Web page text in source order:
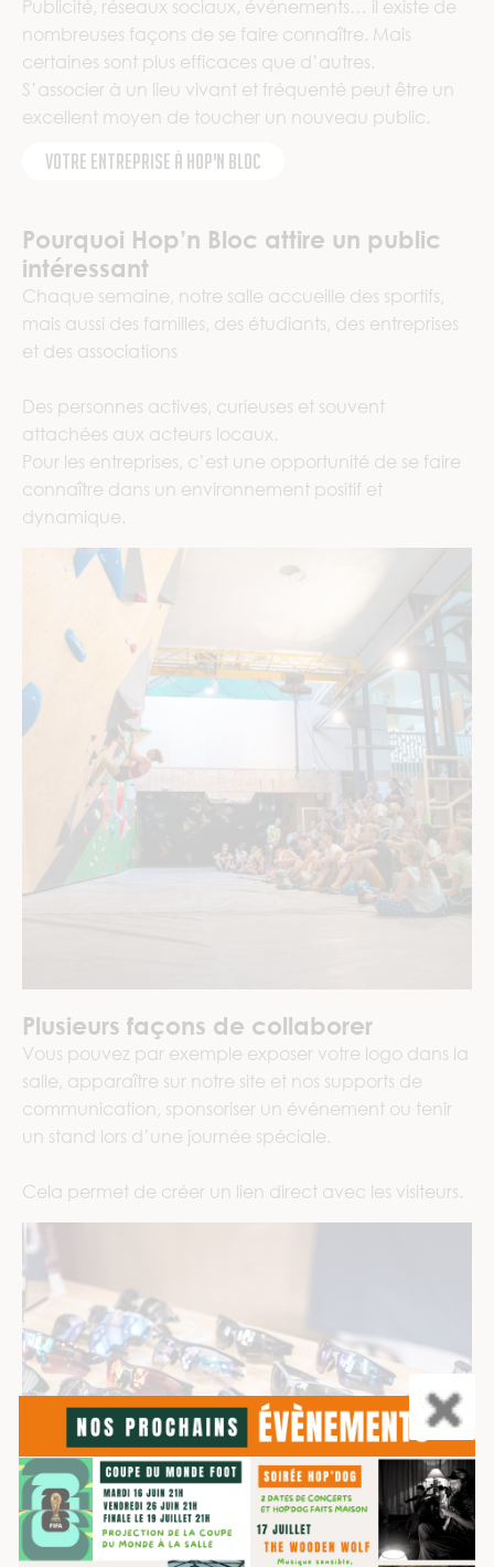
Publicité, réseaux sociaux, événements… il existe de
nombreuses façons de se faire connaître. Mais
certaines sont plus efficaces que d’autres.
S’associer à un lieu vivant et fréquenté peut être un
excellent moyen de toucher un nouveau public.
Votre entreprise à Hop'n Bloc
Pourquoi Hop’n Bloc attire un public
intéressant
Chaque semaine, notre salle accueille des sportifs,
mais aussi des familles, des étudiants, des entreprises
et des associations
Des personnes actives, curieuses et souvent
attachées aux acteurs locaux.
Pour les entreprises, c’est une opportunité de se faire
connaître dans un environnement positif et
dynamique.
Plusieurs façons de collaborer
Vous pouvez par exemple exposer votre logo dans la
salle, apparaître sur notre site et nos supports de
communication, sponsoriser un événement ou tenir
un stand lors d’une journée spéciale.
Cela permet de créer un lien direct avec les visiteurs.